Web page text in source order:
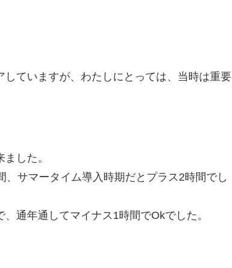
ていますが、わたしにとっては、当時は重要
した。
サマータイム導入時期だとプラス2時間でし
通年通してマイナス1時間でOkでした。